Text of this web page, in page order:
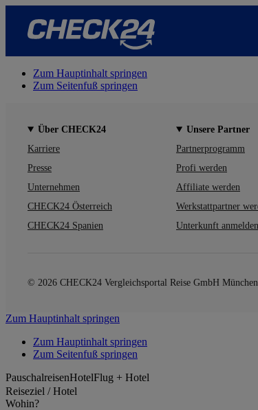
Zum Hauptinhalt springen
Zum Seitenfuß springen
Über CHECK24
Karriere
Presse
Unternehmen
CHECK24 Österreich
CHECK24 Spanien
Unsere Partner
Partnerprogramm
Profi werden
Affiliate werden
Werkstattpartner
Unterkunft anmelden
© 2026 CHECK24 Vergleichsportal Reise GmbH München
Zum Hauptinhalt springen
Zum Hauptinhalt springen
Zum Seitenfuß springen
PauschalreisenHotelFlug + Hotel
Reiseziel / Hotel
Wohin?